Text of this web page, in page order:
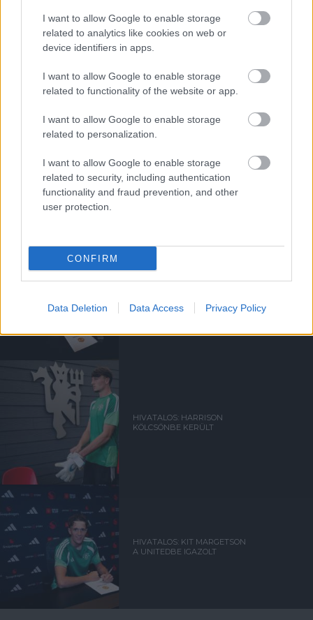
I want to allow Google to enable storage
related to analytics like cookies on web or
device identifiers in apps.
I want to allow Google to enable storage
related to functionality of the website or app.
I want to allow Google to enable storage
related to personalization.
I want to allow Google to enable storage
related to security, including authentication
functionality and fraud prevention, and other
user protection.
CONFIRM
Data Deletion Data Access Privacy Policy
Kapcsolódó hírek
AKADÉMIAI CSAPAT
HIVATALOS: RADEK VITEK A
CHAMPIONSHIPBE IGAZOLT
UNITEDBE IGAZOLT
HIVATALOS: HARRISON
KÖLCSÖNBE KERÜLT
HIVATALOS: KIT MARGETSON
A UNITEDBE IGAZOLT